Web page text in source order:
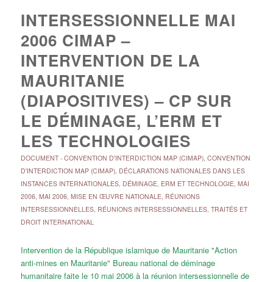
INTERSESSIONNELLE MAI
2006 CIMAP –
INTERVENTION DE LA
MAURITANIE
(DIAPOSITIVES) – CP SUR
LE DÉMINAGE, L’ERM ET
LES TECHNOLOGIES
DOCUMENT- CONVENTION D'INTERDICTION MAP (CIMAP), CONVENTION
D'INTERDICTION MAP (CIMAP), DÉCLARATIONS NATIONALES DANS LES
INSTANCES INTERNATIONALES, DÉMINAGE, ERM ET TECHNOLOGIE, MAI
2006, MAI 2006, MISE EN ŒUVRE NATIONALE, RÉUNIONS
INTERSESSIONNELLES, RÉUNIONS INTERSESSIONNELLES, TRAITÉS ET
DROIT INTERNATIONAL
Intervention de la République islamique de Mauritanie "Action
anti-mines en Mauritanie" Bureau national de déminage
humanitaire faite le 10 mai 2006 à la réunion intersessionnelle de